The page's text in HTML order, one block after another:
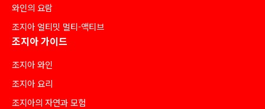
와인의 요람
조지아 얼티밋 멀티-액티브
조지아 가이드
조지아 와인
조지아 요리
조지아의 자연과 모험